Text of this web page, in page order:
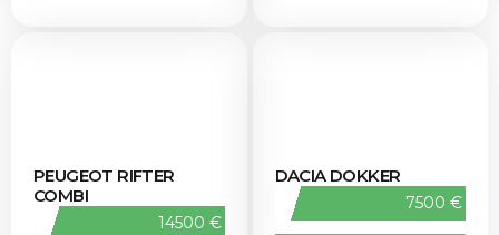
PEUGEOT RIFTER
COMBI
14500 €
DACIA DOKKER
7500 €